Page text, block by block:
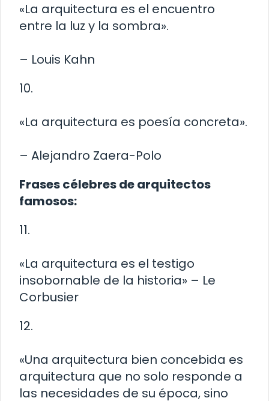
«La arquitectura es el encuentro
entre la luz y la sombra».
– Louis Kahn
10.
«La arquitectura es poesía concreta».
– Alejandro Zaera-Polo
Frases célebres de arquitectos
famosos:
11.
«La arquitectura es el testigo
insobornable de la historia» – Le
Corbusier
12.
«Una arquitectura bien concebida es
arquitectura que no solo responde a
las necesidades de su época, sino